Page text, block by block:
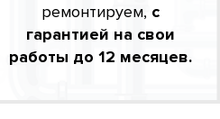
ремонтируем, с
гарантией на свои
работы до 12 месяцев.